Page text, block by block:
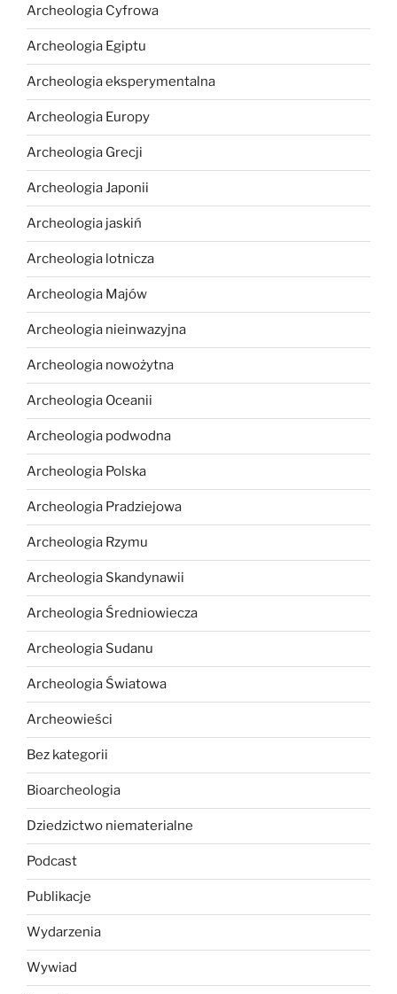
Archeologia Cyfrowa
Archeologia Egiptu
Archeologia eksperymentalna
Archeologia Europy
Archeologia Grecji
Archeologia Japonii
Archeologia jaskiń
Archeologia lotnicza
Archeologia Majów
Archeologia nieinwazyjna
Archeologia nowożytna
Archeologia Oceanii
Archeologia podwodna
Archeologia Polska
Archeologia Pradziejowa
Archeologia Rzymu
Archeologia Skandynawii
Archeologia Średniowiecza
Archeologia Sudanu
Archeologia Światowa
Archeowieści
Bez kategorii
Bioarcheologia
Dziedzictwo niematerialne
Podcast
Publikacje
Wydarzenia
Wywiad